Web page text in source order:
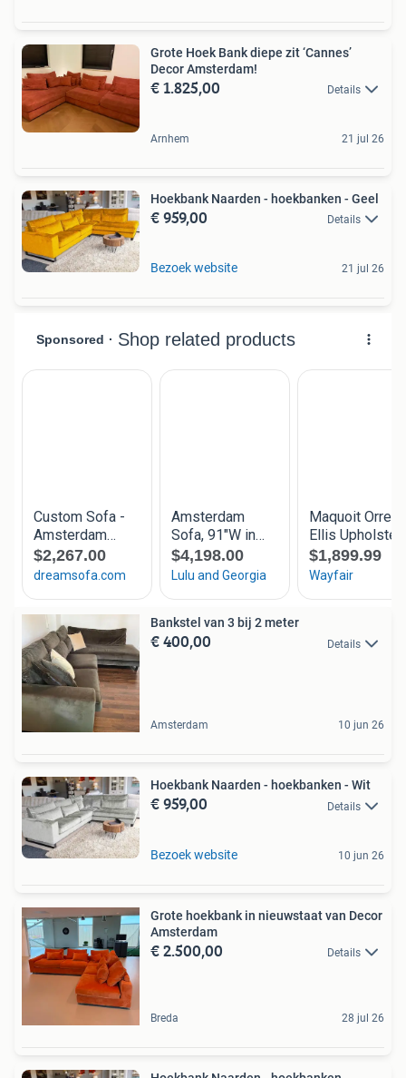
Grote Hoek Bank diepe zit ‘Cannes’
Decor Amsterdam!
€ 1.825,00 Details
Arnhem 21 jul 26
Hoekbank Naarden - hoekbanken - Geel
€ 959,00 Details
Bezoek website 21 jul 26
Bankstel van 3 bij 2 meter
€ 400,00 Details
Amsterdam 10 jun 26
Hoekbank Naarden - hoekbanken - Wit
€ 959,00 Details
Bezoek website 10 jun 26
Grote hoekbank in nieuwstaat van Decor
Amsterdam
€ 2.500,00 Details
Breda 28 jul 26